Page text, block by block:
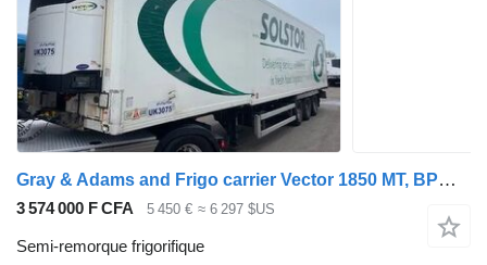
Gray & Adams and Frigo carrier Vector 1850 MT, BPW, drum
3 574 000 F CFA 5 450 € ≈ 6 297 $US
Semi-remorque frigorifique